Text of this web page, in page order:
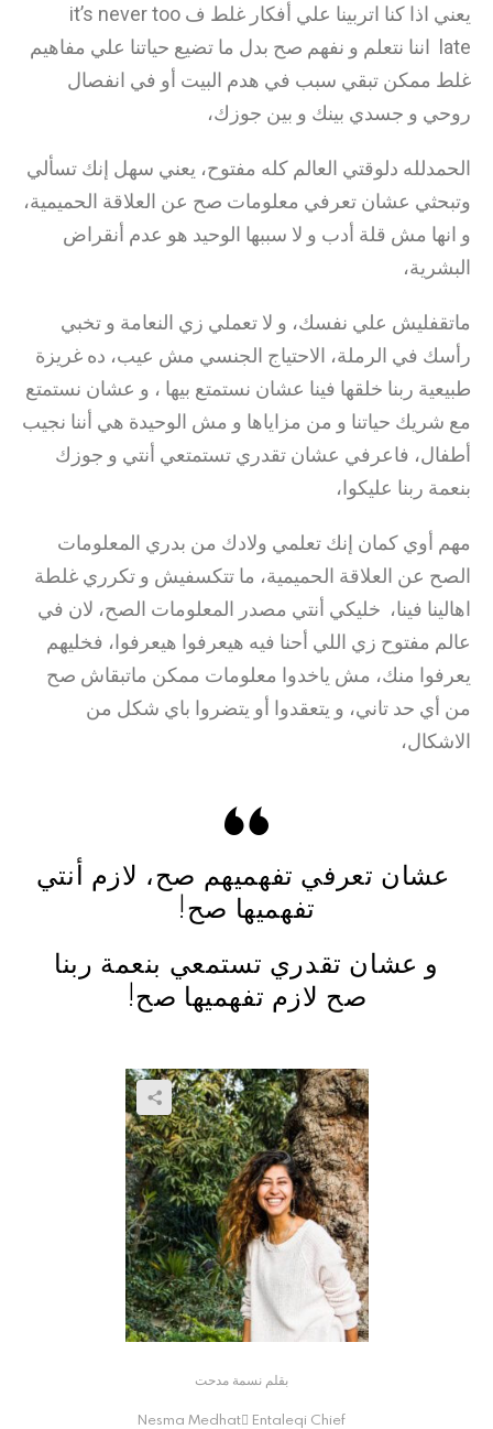
يعني اذا كنا اتربينا علي أفكار غلط ف it’s never too
late اننا نتعلم و نفهم صح بدل ما تضيع حياتنا علي مفاهيم
غلط ممكن تبقي سبب في هدم البيت أو في انفصال
روحي و جسدي بينك و بين جوزك،
الحمدلله دلوقتي العالم كله مفتوح، يعني سهل إنك تسألي
وتبحثي عشان تعرفي معلومات صح عن العلاقة الحميمية،
و انها مش قلة أدب و لا سببها الوحيد هو عدم أنقراض
البشرية،
ماتقفليش علي نفسك، و لا تعملي زي النعامة و تخبي
رأسك في الرملة، الاحتياج الجنسي مش عيب، ده غريزة
طبيعية ربنا خلقها فينا عشان نستمتع بيها ، و عشان نستمتع
مع شريك حياتنا و من مزاياها و مش الوحيدة هي أننا نجيب
أطفال، فاعرفي عشان تقدري تستمتعي أنتي و جوزك
بنعمة ربنا عليكوا،
مهم أوي كمان إنك تعلمي ولادك من بدري المعلومات
الصح عن العلاقة الحميمية، ما تتكسفيش و تكرري غلطة
اهالينا فينا، خليكي أنتي مصدر المعلومات الصح، لان في
عالم مفتوح زي اللي أحنا فيه هيعرفوا هيعرفوا، فخليهم
يعرفوا منك، مش ياخدوا معلومات ممكن ماتبقاش صح
من أي حد تاني، و يتعقدوا أو يتضروا باي شكل من
الاشكال،
عشان تعرفي تفهميهم صح، لازم أنتي
تفهميها صح!
و عشان تقدري تستمعي بنعمة ربنا
صح لازم تفهميها صح!
بقلم نسمة مدحت
Nesma Medhat ُEntaleqi Chief